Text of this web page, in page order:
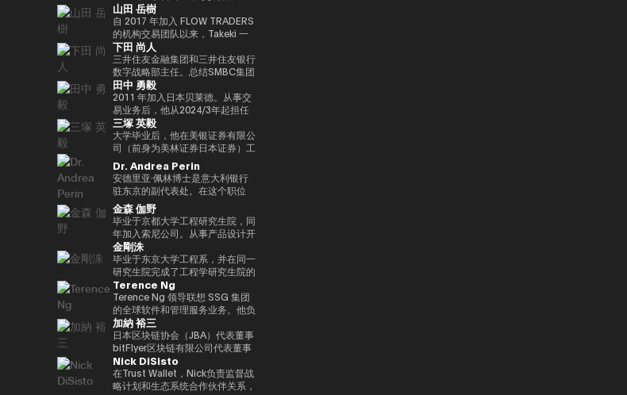
ThinkBlaze的创始人，
ThinkBlaze是Outblaze的研究部
门，负责研究技术中具有社会意义
的问题。自2018年以来，Yat一直
是游戏行业使用区块链和NFT（不
可替代代币）的早期支持者。人们
认为，这将使游戏玩家能够真正拥
有游戏中的资产和数据，进而拥有
价值本身。Yat 对去中心化应用程
序和数字资产的潜力有了清晰的认
识，很快带领 Animoca Brands
在区块链、游戏、NFT 和开放的
元宇宙中占据了领导地位。
Animoca Brands已经开发了多个
以NFT为中心的子公司和产品组，
还投资了540多家区块链相关公
司，以建立世界上最大的区块链投
资组合之一。迄今为止，Yat先生
获得了许多荣誉，并被世界经济论
坛选为 “明日全球领袖” 之一，在
DHL/SCMP大奖中被选为 “年度青
年企业家”，并被Cointelegraph
评选为 “区块链行业值得关注的
100位人物”。此外，Yat先生是一
位接受过古典音乐正规培训的音乐
家，曾担任BAFTA（英国电影电
视艺术学院）的顾问委员会成员和
亚洲青年管弦乐团的董事会成员。
如有必要，可以准备更自然、更精
致的日语版本来介绍演讲者。
族办公室Transform Capital。他
也被称为比特币的早期投资者和思
想领袖（思想领袖），他参与了包
括以太坊和泰达币在内的重大区块
链项目的初始营销和咨询。由于这
些成就，它被CNBC称为 “加密教
父（加密教父）”。BitAngels 于
2013 年共同创立，BitAngels
Fund 1 于 2014 年共同创立。该
基金以以太坊众筹中以每枚代币
30美分的价格投资100万美元而闻
名。图尔平也是2015年开发了 “比
特币四季模型（比特币的四季）”
的人，他于2024年由天马出版社
出版的《比特币超级周期》一书获
得了高度赞誉，并因准确预测
2024/11年初比特币的历史高点更
新而受到关注。在进入数字资产领
域之前，他创立了Market
Wire（现为GlobeNewsWire）。
该公司目前是阿波罗环球管理旗下
的一个业务部门，规模约为5亿美
元。此外，作为消费互联网早期营
销的先驱，他参与了数十个著名互
联网品牌的发展，首先是The
Motley Fool、America Online
Greenhouse和Earthlink的推出。
作为教育背景，她获得了纽约州立
大学布法罗分校的创意写作硕士学
位。他获得了雪城大学的两个学士
学位，自2000年以来，他还曾在
构建智能合约和去中心化应用程
序”（O'Reilly Japan）。合著了
《Web3的未解决问题》（日经英
国石油公司）和《13人对Web3加
密资产的未来预测》（朝日新闻出
版社）。
经营海外业务，负责为技术投资和
合资设立以及零售能源业务等新业
务项目提供资金。
Financial Holdings担任执行官、
首席数字官和IT总经理以及微软的
业务执行官兼金融创新部门经理之
后，他目前担任现任职务。通用公
司协会 FINOVATORS 成立。
2021年被任命为日本区块链协会
理事。毕业于同志社大学，在东京
大学完成了第17次EMP。
2008年金融危机后，他参与了债
务违约管理流程改进项目，领导了
日本证券清算组织的场外衍生品
（信用违约互换和利率互换）结算
项目，并负责日本交易所集团清算
结算领域的业务规划。自2016年
以来，我一直在PWCJapan首席
执行官办公室（企业规划）支持领
导团队的战略讨论。2018/7年，
他加入了运营全球加密资产交易所
Kraken的Payward, Inc.（美
国），并为金融服务局的注册做出
了贡献。从2020/3年起，他就任
公司在日本的代表。2022/7 年，
他就任币安驻日本代表。完成了牛
津大学工商管理硕士（MBA）学
位。
山田 岳樹
自 2017 年加入 FLOW TRADERS
的机构交易团队以来，Takeki 一
直为机构投资者提供流动性服务，
通过大宗交易覆盖包括 ETF、国
际债券及数字资产在内的多种资产
类别，工作地点涵盖新加坡及香
港。 他同时负责日本业务的整体
发展，与日本国内的机构投资者、
ETF 发行方、交易平台、证券交
易所以及加密资产交易所保持密切
合作。 FLOW TRADERS 已连续
多年获得东京证券交易所颁发的
“最佳做市商”奖项。作为一家上市
公司，FLOW TRADERS 亦积极参
与包括现货加密资产及加密资产
ETF 在内的数字资产流动性提
供，致力于连接传统金融与数字资
产行业。
下田 尚人
三井住友金融集团和三井住友银行
数字战略部主任。总结SMBC集团
在数字资产方面的工作。日本银行
结算与结算服务局顾问，任期至
2025/6。结算与结算管理局利用
新技术（Project Agora等）参与
规划和推广先进的结算项目，以及
关于人工智能对金融系统的影响的
国际研究。他还参与了各种国际政
策讨论机构，例如国际清算银行结
算市场基础设施委员会
（CPMI）、七国集团数字支付专
家组（2023年联席主席）、金融
稳定委员会（FSB）创新网络和
BIS/中央银行CBDC小组。在日本
银行，他还先后担任过长崎分行经
理、香港办事处经理、金融机构局
国际科科长（负责巴塞尔监管）、
国际局规划师等职务。在财务省，
他作为国际组织司的规划官负责国
际金融（FATF、FSB等）。毕业
于一桥大学法学院。我在哈佛大学
攻读了计算机科学专业 AI。
田中 勇毅
2011 年加入日本贝莱德。从事交
易业务后，他从2024/3年起担任
贝莱德全球市场经理，负责监督交
易、证券借贷和现金管理。他还曾
在日本的数字战略领域工作。自
2025 年 1 月起，他还担任全球产
品解决方案部，负责监督同一部门
的过渡管理。
三塚 英毅
大学毕业后，他在美银证券有限公
司（前身为美林证券日本证券）工
作，在法国巴黎银行证券有限公司
担任多个职位后，他成为全球市场
管理部的首席运营官。在Web3公
司Animoca Brands Co., Ltd.成
立时担任首席运营官后，他自
2024/3年以来一直担任现任职
务。
Dr. Andrea Perin
安德里亚·佩林博士是意大利银行
驻东京的副代表处。在这个职位
上，我负责日本、韩国、台湾、澳
大利亚和新西兰的经济政策讨论和
宏观经济和金融趋势的分析。我们
还努力通过与当地金融和监管机
构、机构投资者和商界的对话，增
进对意大利经济的理解，进一步加
强两国之间的经济和金融关系。他
在中央银行、银行监管机构以及包
括欧洲中央银行（ECB）和欧洲投
资银行（EIB）在内的国际金融机
构拥有超过15年的经验，在金融
监管、治理和合规方面拥有深厚的
专业知识。我获得了罗马托尔维加
塔大学关于健全监管和监管机构制
裁权限的法学博士学位。
金森 伽野
毕业于京都大学工程研究生院，同
年加入索尼公司。从事产品设计开
发、产品策划和营销工作。之后，
我以互联网证券和经验丰富的客户
体验、CX策略推广等方式推出了
一项新的金融科技业务。于2022
年加入索尼银行，目前正在以索尼
银行DX业务规划经理的身份推广
与Web3相关的新业务规划。
金剛洙
毕业于东京大学工程系，并在同一
研究生院完成了工程学研究生院的
课程。加入花旗证券有限公司，从
事日本政府债券和利率衍生品的交
易业务。之后，他加入了松尾实验
室株式会社，一直负责机器学习项
目的规划、PoC 和开发。他于
2022年就任公司董事，还成立了
一个专门研究生成式人工智能的新
风险投资基金。
Terence Ng
Terence Ng 领导联想 SSG 集团
的全球软件和管理服务业务。他负
责推动战略性微软云解决方案提供
商 (CSP) 计划，并与微软合作推
进整体相关服务解决方案。他在安
全、软件、云和人工智能生态系统
领域领导全球市场的重要战略合作
伙伴关系和销售。 自2011年加入
加納 裕三
日本区块链协会（JBA）代表董事
bitFlyer区块链有限公司代表董事
高盛证券有限公司等，他在
2014/1年共同创立了bitFlyer有限
公司。 自bitFlyer成立以来，它一
Nick DiSisto
在Trust Wallet，Nick负责监督战
略计划和生态系统合作伙伴关系，